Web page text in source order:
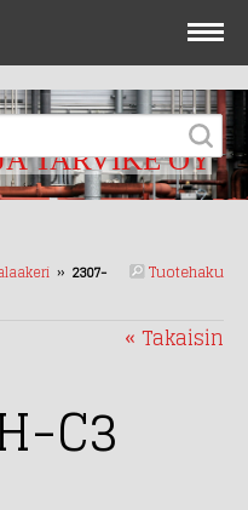
TARVIKE OY
Tuotehaku
›› 2307-
« Takaisin
C3